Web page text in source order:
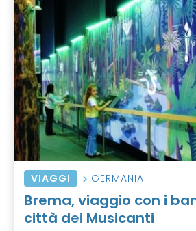
VIAGGI GERMANIA
Brema, viaggio con i
città dei Musicanti